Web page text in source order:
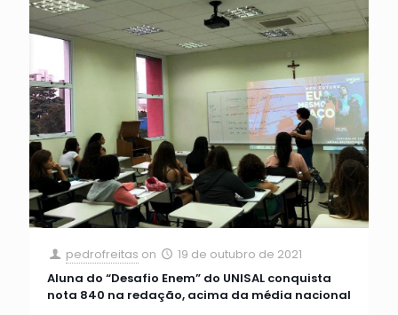
pedrofreitas on
19 de outubro de 2021
Aluna do “Desafio Enem” do UNISAL conquista
nota 840 na redação, acima da média nacional